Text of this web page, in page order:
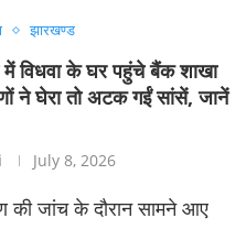
झारखण्ड
विधवा के घर पहुंचे बैंक शाखा
ने घेरा तो अटक गईं सांसें, जानें
July 8, 2026
जांच के दौरान सामने आए